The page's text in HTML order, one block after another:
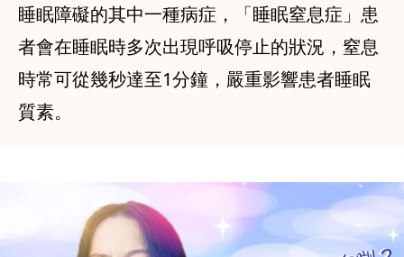
睡眠障礙的其中一種病症，「睡眠窒息症」患
者會在睡眠時多次出現呼吸停止的狀況，窒息
時常可從幾秒達至1分鐘，嚴重影響患者睡眠
質素。